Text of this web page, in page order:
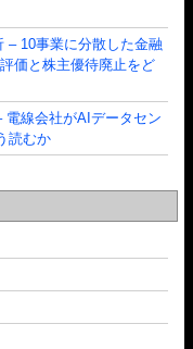
– 10事業に分散した金融
価と株主優待廃止をど
電線会社がAIデータセン
読むか